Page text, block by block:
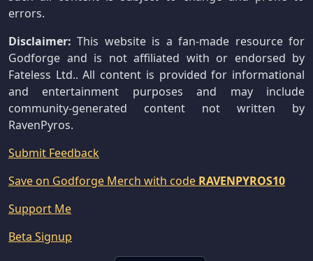
errors.
Disclaimer: This website is a fan-made resource for
Godforge and is not affiliated with or endorsed by
Fateless Ltd.. All content is provided for informational
and entertainment purposes and may include
community-generated content not written by
RavenPyros.
Submit Feedback
Save on Godforge Merch with code RAVENPYROS10
Support Me
Beta Signup